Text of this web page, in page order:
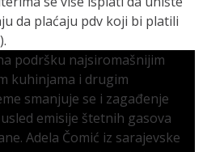
da plaćaju pdv koji bi platili
podršku najsiromašnijim
kuhinjama i drugim
smanjuje se i zagađenje
emisije štetnih gasova
Adela Čomić iz sarajevske